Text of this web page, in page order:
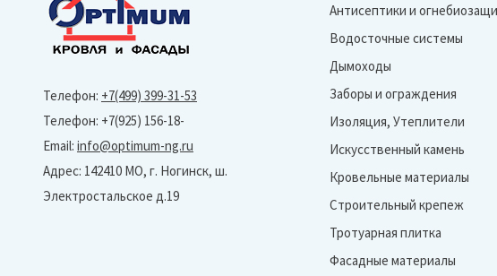
Телефон: +7(499) 399-31-53
Телефон: +7(925) 156-18-
Email: info@optimum-ng.ru
Адрес: 142410 МО, г. Ногинск, ш.
Электростальское д.19
Антисептики и
Водосточные системы
Дымоходы
Заборы и ограждения
Изоляция, Утеплители
Искусственный камень
Кровельные материалы
Строительный крепеж
Тротуарная плитка
Фасадные материалы